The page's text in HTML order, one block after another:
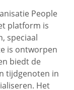
People
platform is
speciaal
is ontworpen
biedt de
tijdgenoten in
Het